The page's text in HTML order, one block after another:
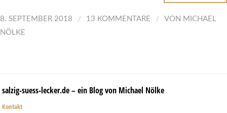
8. SEPTEMBER 2018 / 13 KOMMENTARE / VON MICHAEL
NÖLKE
salzig-suess-lecker.de – ein Blog von Michael Nölke
Kontakt